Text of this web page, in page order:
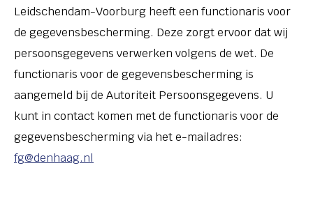
Leidschendam-Voorburg heeft een functionaris voor
de gegevensbescherming. Deze zorgt ervoor dat wij
persoonsgegevens verwerken volgens de wet. De
functionaris voor de gegevensbescherming is
aangemeld bij de Autoriteit Persoonsgegevens. U
kunt in contact komen met de functionaris voor de
gegevensbescherming via het e-mailadres:
fg@denhaag.nl